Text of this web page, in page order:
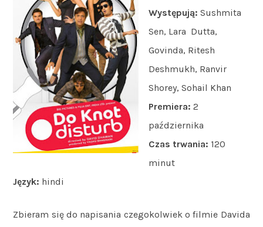
Występują: Sushmita
Sen, Lara Dutta,
Govinda, Ritesh
Deshmukh, Ranvir
Shorey, Sohail Khan
Premiera: 2
października
Czas trwania: 120
minut
Język: hindi
Zbieram się do napisania czegokolwiek o filmie Davida